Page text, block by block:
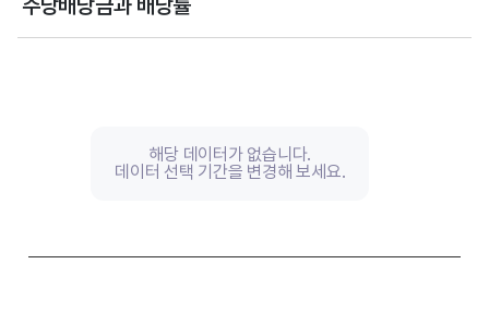
주당배당금과 배당률
Chart
해당 데이터가 없습니다.
데이터 선택 기간을 변경해 보세요.